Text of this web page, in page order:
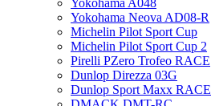
Yokohama Neova AD08-R
Michelin Pilot Sport Cup
Michelin Pilot Sport Cup 2
Pirelli PZero Trofeo RACE
Dunlop Direzza 03G
Dunlop Sport Maxx RACE